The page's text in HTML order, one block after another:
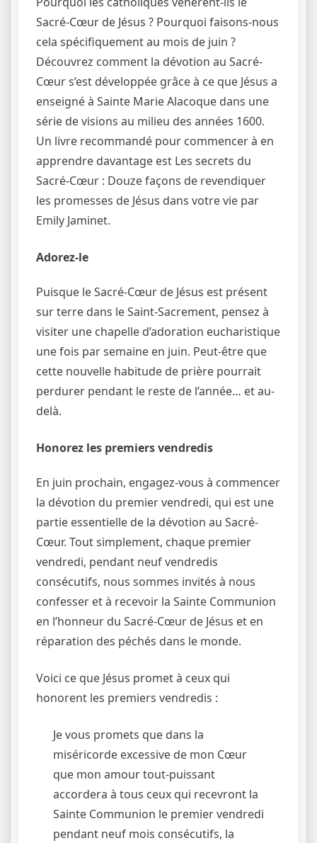
Sacré-Cœur de Jésus ? Pourquoi faisons-nous
cela spécifiquement au mois de juin ?
Découvrez comment la dévotion au Sacré-
Cœur s’est développée grâce à ce que Jésus a
enseigné à Sainte Marie Alacoque dans une
série de visions au milieu des années 1600.
Un livre recommandé pour commencer à en
apprendre davantage est Les secrets du
Sacré-Cœur : Douze façons de revendiquer
les promesses de Jésus dans votre vie par
Emily Jaminet.
Adorez-le
Puisque le Sacré-Cœur de Jésus est présent
sur terre dans le Saint-Sacrement, pensez à
visiter une chapelle d’adoration eucharistique
une fois par semaine en juin. Peut-être que
cette nouvelle habitude de prière pourrait
perdurer pendant le reste de l’année… et au-
delà.
Honorez les premiers vendredis
En juin prochain, engagez-vous à commencer
la dévotion du premier vendredi, qui est une
partie essentielle de la dévotion au Sacré-
Cœur. Tout simplement, chaque premier
vendredi, pendant neuf vendredis
consécutifs, nous sommes invités à nous
confesser et à recevoir la Sainte Communion
en l’honneur du Sacré-Cœur de Jésus et en
réparation des péchés dans le monde.
Voici ce que Jésus promet à ceux qui
honorent les premiers vendredis :
Je vous promets que dans la
miséricorde excessive de mon Cœur
que mon amour tout-puissant
accordera à tous ceux qui recevront la
Sainte Communion le premier vendredi
pendant neuf mois consécutifs, la